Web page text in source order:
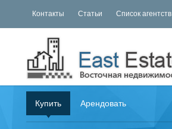
Контакты Статьи Список агентств
Купить Арендовать